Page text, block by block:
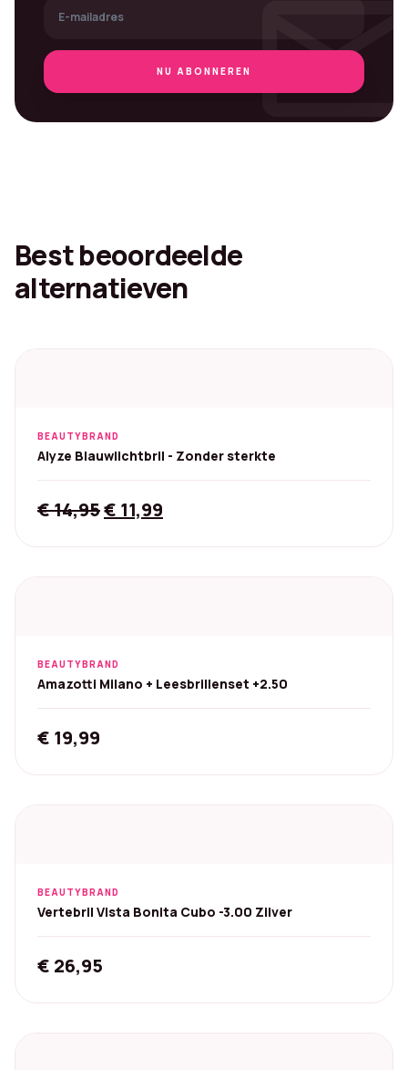
NU ABONNEREN
Best beoordeelde
alternatieven
BEAUTYBRAND
Alyze Blauwlichtbril - Zonder sterkte
€14,95Original
€ 11,99
BEAUTYBRAND
Amazotti Milano + Leesbrillenset +2.50
€ 19,99
BEAUTYBRAND
Vertebril Vista Bonita Cubo -3.00 Zilver
€ 26,95